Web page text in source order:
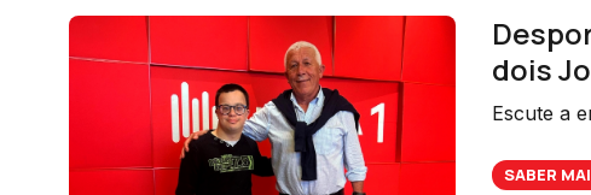
dois
Escute a
SABER